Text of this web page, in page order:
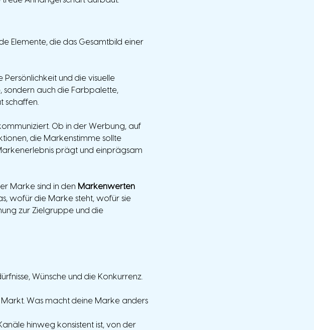
Elemente, die das Gesamtbild einer
Persönlichkeit und die visuelle
sondern auch die Farbpalette,
schaffen.
Ob in der Werbung, auf
die Markenstimme sollte
prägt und einprägsam
Marke sind in den Markenwerten
wofür die Marke steht, wofür sie
zur Zielgruppe und die
Wünsche und die Konkurrenz.
Was macht deine Marke anders
hinweg konsistent ist, von der